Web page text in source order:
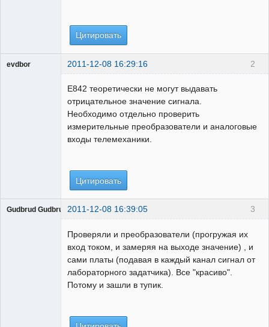
Цитировать
2
evdbor 2011-12-08 16:29:16
Е842 теоретически не могут выдавать
отрицательное значение сигнала.
Необходимо отдельно проверить
измерительные преобразователи и аналоговые
входы телемеханики.
Цитировать
3
Gudbrud Gudbrudson2011-12-08 16:39:05
Проверяли и преобразователи (прогружая их
вход током, и замеряя на выходе значение) , и
сами платы (подавая в каждый канал сигнал от
лабораторного задатчика). Все "красиво".
Потому и зашли в тупик.